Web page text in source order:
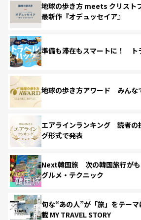
地球の歩き方 meets クリスト
最新作『オデュッセイア』
準備も滞在もスマートに！ ト
地球の歩き方アワード みんな
エアラインランキング 読者の
グ形式で発表
Next韓国旅 次の韓国旅行がも
グルメ・テクニック
旬な“あの人”が「旅」をテー
載 MY TRAVEL STORY